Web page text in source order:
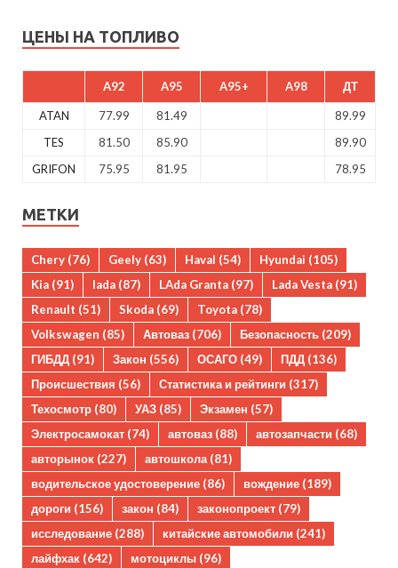
ЦЕНЫ НА ТОПЛИВО
A92 A95 A95+ A98 ДТ
ATAN 77.99 81.49
89.99
TES
81.50 85.90
89.90
GRIFON
75.95 81.95 78.95
МЕТКИ
Chery (76) Geely (63) Haval (54) Hyundai (105)
Kia (91) lada (87) LAda Granta (97) Lada Vesta (91)
Renault (51) Skoda (69) Toyota (78)
Volkswagen (85) Автоваз (706) Безопасность (209)
ГИБДД (91) Закон (556) ОСАГО (49) ПДД (136)
Происшествия (56) Статистика и рейтинги (317)
Техосмотр (80) УАЗ (85) Экзамен (57)
Электросамокат (74) автоваз (88) автозапчасти (68)
авторынок (227) автошкола (81)
водительское удостоверение (86) вождение (189)
дороги (156) закон (84) законопроект (79)
исследование (288) китайские автомобили (241)
лайфхак (642) мотоциклы (96)